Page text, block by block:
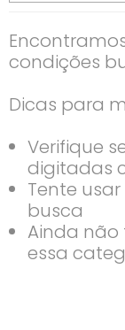
condições
Dicas para
Verifique
digitadas
Tente
busca
Ainda
essa